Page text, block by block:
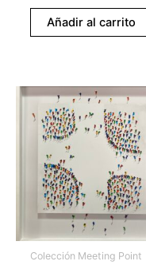
Añadir al carrito
Colección Meeting Point